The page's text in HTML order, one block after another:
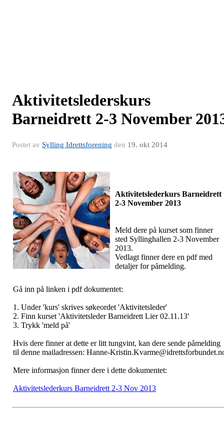
Aktivitetslederskurs
Barneidrett 2-3 November
Postet av Sylling Idrettsforening den 19. okt 2014
Aktivitetslederkurs Barneidrett
2-3 November 2013
Meld dere på kurset som finner
sted Syllinghallen 2-3 November
2013.
Vedlagt finner dere en pdf med
detaljer for påmelding.
Gå inn på linken i pdf dokumentet:
1. Under 'kurs' skrives søkeordet 'Aktivitetsleder'
2. Finn kurset 'Aktivitetsleder Barneidrett Lier 02.11.13'
3. Trykk 'meld på'
Hvis dere finner at dette er litt tungvint, kan dere sende påmelding
til denne mailadressen: Hanne-
Mere informasjon finner dere i dette dokumentet:
Aktivitetslederkurs Barneidrett 2-3 Nov 2013